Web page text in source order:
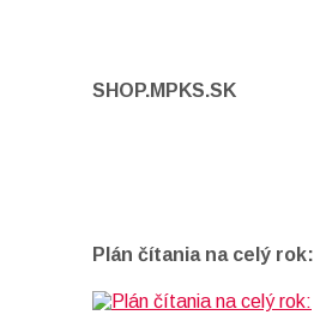
SHOP.MPKS.SK
Plán čítania na celý rok: